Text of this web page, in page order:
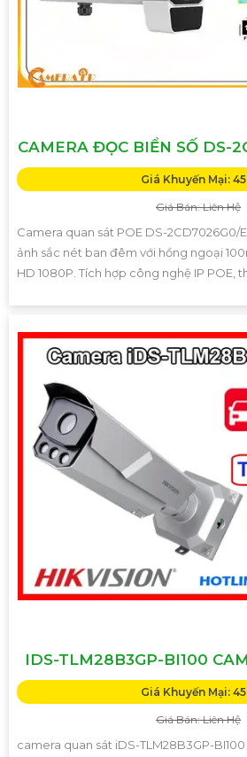
CAMERA ĐỌC BIỂN SỐ DS-
Giá Khuyến Mại:
Giá Bán: Liên Hệ
Camera quan sát POE DS-2CD7026G0/
ảnh sắc nét ban đêm với hồng ngoại
HD 1080P. Tích hợp công nghệ IP POE,
IDS-TLM28B3GP-BI100
Giá Khuyến Mại:
Giá Bán: Liên Hệ
camera quan sát iDS-TLM28B3GP-